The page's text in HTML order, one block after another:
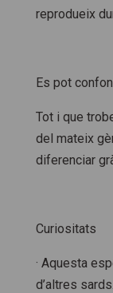
reprodueix
Es pot
Tot i que
del mateix
diferenciar
Curiositats
· Aquesta
d’altres sards.